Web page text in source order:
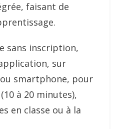
faisant de
sans inscription,
sur
smartphone, pour
à 20 minutes),
en classe ou à la